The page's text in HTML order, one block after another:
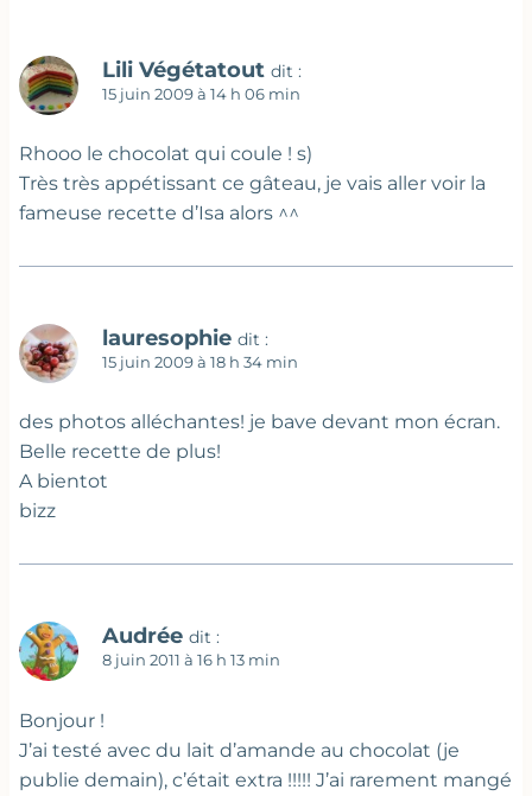
Lili Végétatout dit :
15 juin 2009 à 14 h 06 min
Rhooo le chocolat qui coule ! s)
Très très appétissant ce gâteau, je vais aller voir la
fameuse recette d’Isa alors ^^
lauresophie dit :
15 juin 2009 à 18 h 34 min
des photos alléchantes! je bave devant mon écran.
Belle recette de plus!
A bientot
bizz
Audrée dit :
8 juin 2011 à 16 h 13 min
Bonjour !
J’ai testé avec du lait d’amande au chocolat (je
publie demain), c’était extra !!!!! J’ai rarement mangé